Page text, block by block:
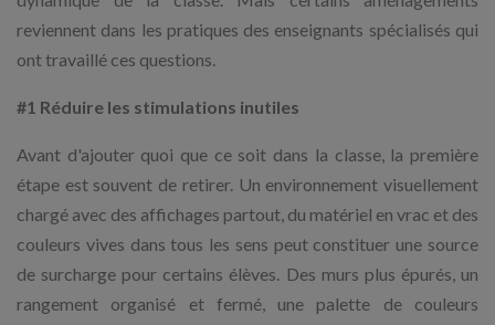
reviennent dans les pratiques des enseignants spécialisés qui
ont travaillé ces questions.
#1 Réduire les stimulations inutiles
Avant d'ajouter quoi que ce soit dans la classe, la première
étape est souvent de retirer. Un environnement visuellement
chargé avec des affichages partout, du matériel en vrac et des
couleurs vives dans tous les sens peut constituer une source
de surcharge pour certains élèves. Des murs plus épurés, un
rangement organisé et fermé, une palette de couleurs